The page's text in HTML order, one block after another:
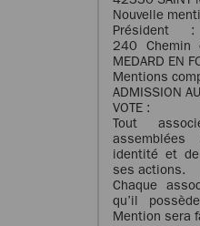
Nouvelle
Président
240 Chemin
MEDARD EN
Mentions
ADMISSION
VOTE :
Tout
identité et
ses actions.
Chaque
qu’il
Mention sera